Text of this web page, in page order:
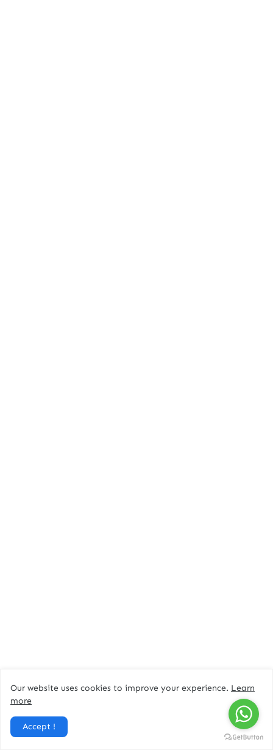
Our website uses cookies to improve your experience. Learn
more
Accept !